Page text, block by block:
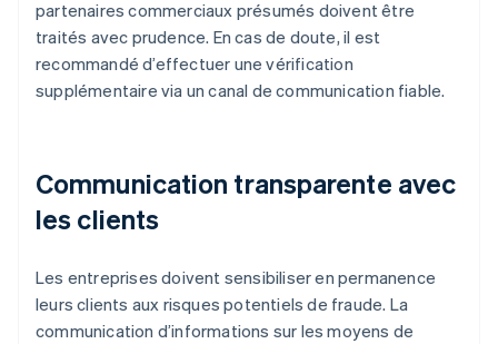
partenaires commerciaux présumés doivent être
traités avec prudence. En cas de doute, il est
recommandé d’effectuer une vérification
supplémentaire via un canal de communication fiable.
Communication transparente avec
les clients
Les entreprises doivent sensibiliser en permanence
leurs clients aux risques potentiels de fraude. La
communication d’informations sur les moyens de